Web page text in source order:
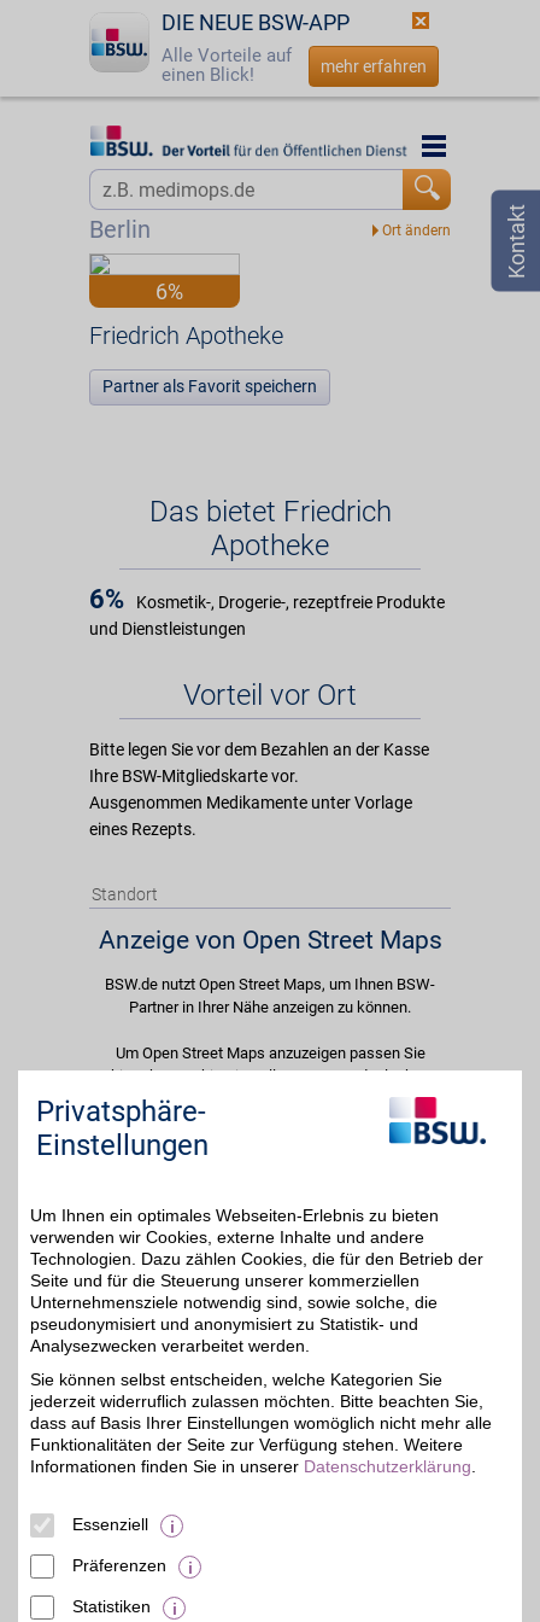
DIE NEUE BSW-APP
Alle Vorteile auf
einen Blick!
mehr erfahren
Startseite
Jetzt BSW-Mitglied werden
Login
Berlin
Startseite
Vorteilswelt
6%
Friedrich Apotheke
Partner als Favorit speichern
Das bietet Friedrich
Apotheke
6%
Kosmetik-, Drogerie-, rezeptfreie Produkte
und Dienstleistungen
Vorteil vor Ort
Bitte legen Sie vor dem Bezahlen an der Kasse
Ihre BSW-Mitgliedskarte vor.
Ausgenommen Medikamente unter Vorlage
eines Rezepts.
Standort
Anzeige von Open Street Maps
BSW.de nutzt Open Street Maps, um Ihnen BSW-
Partner in Ihrer Nähe anzeigen zu können.
Um Open Street Maps anzuzeigen passen Sie
bitte Ihre Cookie-Einstellungen an und erlauben
Sie "Externe Inhalte". Diese Auswahl können Sie
jederzeit über die Cookie-Einstellungen im
unteren Seitenbereich ändern.
Adresse
Friedrichstr. 12
90762Fürth
Telefon09 11 / 77 16 25
Privatsphäre-
Einstellungen
Um Ihnen ein optimales Webseiten-Erlebnis zu bieten
verwenden wir Cookies, externe Inhalte und andere
Technologien. Dazu zählen Cookies, die für den Betrieb der
Seite und für die Steuerung unserer kommerziellen
Unternehmensziele notwendig sind, sowie solche, die
pseudonymisiert und anonymisiert zu Statistik- und
Analysezwecken verarbeitet werden.
Sie können selbst entscheiden, welche Kategorien Sie
jederzeit widerruflich zulassen möchten. Bitte beachten Sie,
dass auf Basis Ihrer Einstellungen womöglich nicht mehr alle
Funktionalitäten der Seite zur Verfügung stehen. Weitere
Informationen finden Sie in unserer Datenschutzerklärung
Essenziell
Präferenzen
Statistiken